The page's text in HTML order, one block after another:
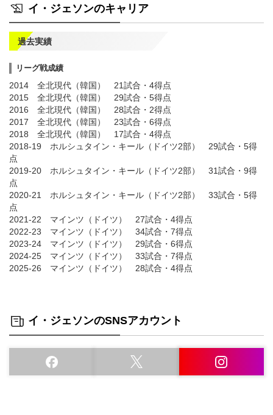
イ・ジェソンのキャリア
過去実績
リーグ戦成績
2014 全北現代（韓国） 21試合・4得点
2015 全北現代（韓国） 29試合・5得点
2016 全北現代（韓国） 28試合・2得点
2017 全北現代（韓国） 23試合・6得点
2018 全北現代（韓国） 17試合・4得点
2018-19 ホルシュタイン・キール（ドイツ2部） 29試合・5得
点
2019-20 ホルシュタイン・キール（ドイツ2部） 31試合・9得
点
2020-21 ホルシュタイン・キール（ドイツ2部） 33試合・5得
点
2021-22 マインツ（ドイツ） 27試合・4得点
2022-23 マインツ（ドイツ） 34試合・7得点
2023-24 マインツ（ドイツ） 29試合・6得点
2024-25 マインツ（ドイツ） 33試合・7得点
2025-26 マインツ（ドイツ） 28試合・4得点
イ・ジェソンのSNSアカウント